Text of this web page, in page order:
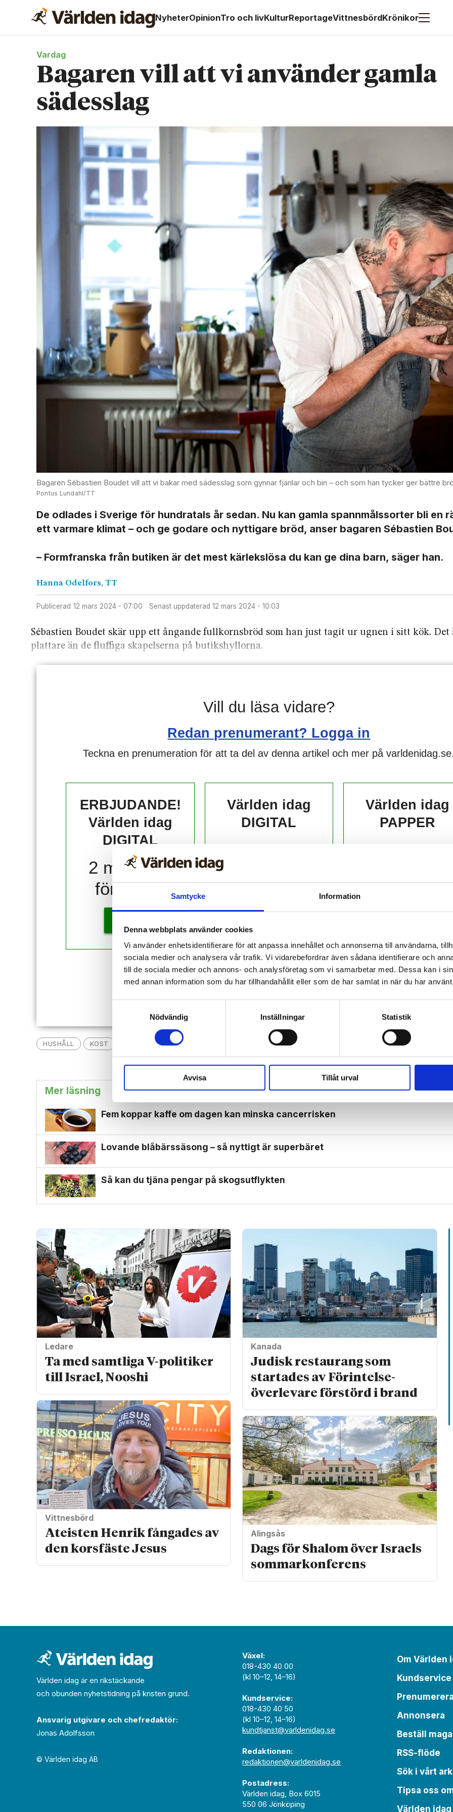
Samtycke Information
Denna webbplats använder cookies
Vi använder enhetsidentifierare för att anpassa innehållet och annonserna till användarna,
sociala medier och analysera vår trafik. Vi vidarebefordrar även sådana identifierare och
till de sociala medier och annons- och analysföretag som vi samarbetar med. Dessa kan i
med annan information som du har tillhandahållit eller som de har samlat in när du har
Nödvändig
Inställningar Statistik
Avvisa Tillåt urval
NyheterOpinionTro och livKulturReportageVittnesbördKrönikor
Vardag
Bagaren vill att vi använder gamla
sädesslag
Bagaren Sébastien Boudet vill att vi bakar med sädesslag som gynnar fjärilar och bin – och som han tycker ger bättre
Pontus Lundahl/TT
De odlades i Sverige för hundratals år sedan. Nu kan gamla spannmåls­sorter bli en
ett varmare klimat – och ge godare och nyttigare bröd, anser bagaren Sébastien
– Formfranska från butiken är det mest kärlekslösa du kan ge dina barn, säger han.
Hanna Odelfors, TT
Publicerad 12 mars 2024 - 07:00 Senast uppdaterad 12 mars 2024 - 10:03
Sébastien Boudet skär upp ett ångande fullkorns­bröd som han just tagit ur ugnen i sitt kök.
plattare än de fluffiga skapelserna på butikshyllorna.
Vill du läsa vidare?
Redan prenumerant? Logga in
Teckna en prenumeration för att ta del av denna artikel och mer på
ERBJUDANDE!
Världen idag
DIGITAL
2 månader
för 10 kr!
Världen idag
DIGITAL
Världen idag
PAPPER
Redan prenumerant? Logga in
Mina Sidor
HUSHÅLL KOST
Mer läsning
Fem koppar kaffe om dagen kan minska cancer­risken
Lovande blåbärssäsong – så nyttigt är superbäret
Så kan du tjäna pengar på skogs­utflykten
Ledare
Ta med samtliga V-politiker
till Israel, Nooshi
Vittnesbörd
Ateisten Henrik fångades av
den korsfäste Jesus
Kanada
Judisk restaurang som
startades av Förintelse­
överlevare förstörd i brand
Alingsås
Dags för Shalom över Israels
sommarkonferens
Världen idag är en rikstäckande
och obunden nyhets­­­tidning på kristen grund.
Ansvarig utgivare och chef­redaktör:
Jonas Adolfsson
© Världen idag AB
Växel:
018-430 40 00
(kl 10–12, 14–16)
Kundservice:
018-430 40 50
(kl 10–12, 14–16)
kundtjanst@varldenidag.se
Redaktionen:
redaktionen@varldenidag.se
Postadress:
Världen idag, Box 6015
550 06 Jönköping
Om Världen
Kundservice
Annonsera
Beställ
RSS-flöde
Sök i vårt
Tipsa oss
Världen